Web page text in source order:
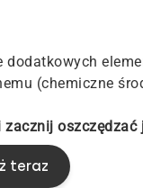
(chemiczne
oszczędzać
teraz